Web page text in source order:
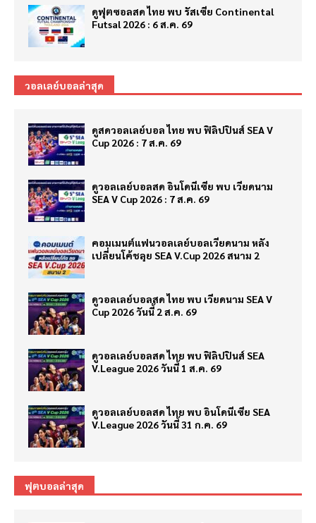
ดูฟุตซอลสด ไทย พบ รัสเซีย Continental
Futsal 2026 : 6 ส.ค. 69
วอลเลย์บอลล่าสุด
ดูสดวอลเลย์บอล ไทย พบ ฟิลิปปินส์ SEA V
Cup 2026 : 7 ส.ค. 69
ดูวอลเลย์บอลสด อินโดนีเซีย พบ เวียดนาม
SEA V Cup 2026 : 7 ส.ค. 69
คอมเมนต์แฟนวอลเลย์บอลเวียดนาม หลัง
เปลี่ยนโค้ชลุย SEA V.Cup 2026 สนาม 2
ดูวอลเลย์บอลสด ไทย พบ เวียดนาม SEA V
Cup 2026 วันนี้ 2 ส.ค. 69
ดูวอลเลย์บอลสด ไทย พบ ฟิลิปปินส์ SEA
V.League 2026 วันนี้ 1 ส.ค. 69
ดูวอลเลย์บอลสด ไทย พบ อินโดนีเซีย SEA
V.League 2026 วันนี้ 31 ก.ค. 69
ฟุตบอลล่าสุด